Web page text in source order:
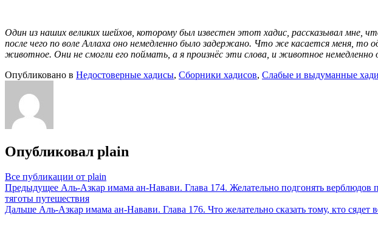
Один из наших великих шейхов, которому был известен этот хадис, рассказывал мне,
после чего по воле Аллаха оно немедленно было задержано. Что же касается меня,
животное. Они не смогли его поймать, а я произнёс эти слова, и животное немедленно
Опубликовано в Недостоверные хадисы, Сборники хадисов, Слабые и выдуманные
Опубликовал plain
Все публикации от plain
Навигация
по
Предыдущее Аль-Азкар имама ан-Навави. Глава 174. Желательно подгонять верблюдов
тяготы путешествия
Дальше Аль-Азкар имама ан-Навави. Глава 176. Что желательно сказать тому, кто сядет